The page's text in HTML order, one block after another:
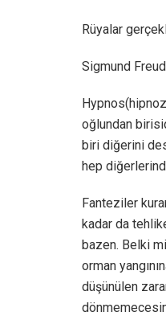
Rüyalar
Sigmund Freud
oğlundan
biri diğerini
hep
Fanteziler
kadar da
bazen. Belki
orman
düşünülen